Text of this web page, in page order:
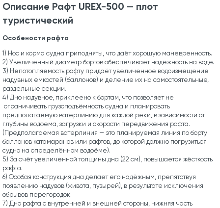
Описание Рафт UREX-500 — плот
туристический
Особености рафта
1) Нос и корма судна приподняты, что даёт хорошую маневренность.
2) Увеличенный диаметр бортов обеспечивает надёжность на воде.
3) Непотопляемость рафту придаёт увеличенное водоизмещение
надувных емкостей (баллонов) и деление их на самостоятельные,
раздельные секции.
4) Дно надувное, приклеено к бортам, что позволяет не
ограничивать грузоподъёмность судна и планировать
предполагаемую ватерлинию для каждой реки, в зависимости от
глубины водоема, загрузки и скорости передвижения рафта.
(Предполагаемая ватерлиния — это планируемая линия по борту
баллонов катамаранов или рафтов, до которой должно погрузиться
судно на определённом водоёме).
5) За счёт увеличенной толщины дна (22 см), повышается жёсткость
рафта.
6) Особая конструкция дна делает его надёжным, препятствуя
появлению надувов (живота, пузырей), в результате исключения
обрывов перегородок.
7) Дно рафта с внутренней и внешней стороны, нижняя часть